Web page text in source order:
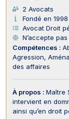
2 Avocats
Fondé en 1998
Avocat Droit
N’accepte
Compétences :
Agression
des affaires
À propos : Maître
intervient en
ainsi qu’en droit